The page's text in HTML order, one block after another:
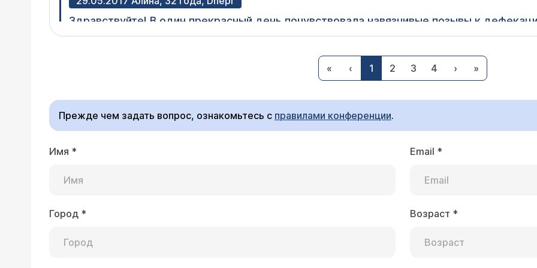
Здравствуйте! В один прекрасный день почувствовала навязчивые позывы к
перекатывающиеся легкие боли с урчанием. Диареи не оказалось, но кал с
Анализ кала общий, показал ph 6,5, лейкоциты до 5 в слизи. Слизь в умеренном кол-
слизи. Остальное в норме. Все это сопровождалось сыпью, периодически
бесследно. Соблюдаю диету, беспокоят только позывы к дефекации легкие, и
Врач — гастроэнтеролог Стасева Ирина Вячеславовна
наружные , но и внутренние узлы). Кроме того, Вам обязательно необходимо
Добрый день. Недавно делала колоноскопию (всю жизнь мучают запоры, и год не
Эпителий слизистой толстой кишки с признаками пролиферации. Объясните
Добрый день. Пролиферация - это деление клеток, которое происходит в
« ‹ 1 2 3 4 › »
Прежде чем задать вопрос, ознакомьтесь с правилами конференции.
Имя * Email *
Город * Возраст *